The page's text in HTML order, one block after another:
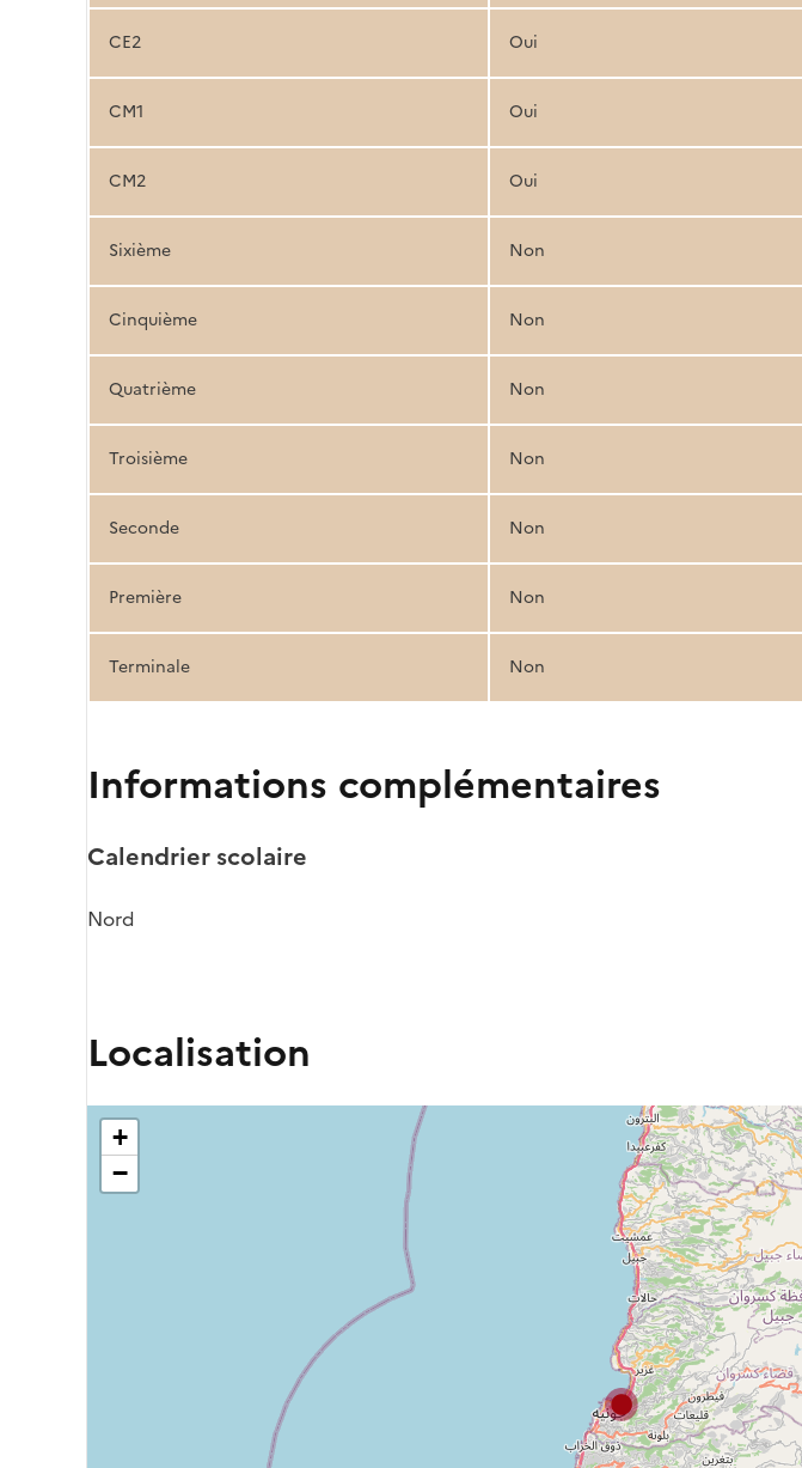
CE2 Oui
CM1 Oui
CM2 Oui
Sixième Non
Cinquième Non
Quatrième Non
Troisième Non
Seconde Non
Première Non
Terminale Non
Informations complémentaires
Calendrier scolaire
Nord
Localisation
+
−